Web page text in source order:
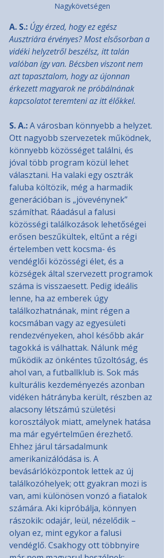
Nagykövetségen
A. S.: Úgy érzed, hogy ez egész
Ausztriára érvényes? Most elsősorban a
vidéki helyzetről beszélsz, itt talán
valóban így van. Bécsben viszont nem
azt tapasztalom, hogy az újonnan
érkezett magyarok ne próbálnának
kapcsolatot teremteni az itt élőkkel.
S. A.: A városban könnyebb a helyzet.
Ott nagyobb szervezetek működnek,
könnyebb közösséget találni, és
jóval több program közül lehet
választani. Ha valaki egy osztrák
faluba költözik, még a harmadik
generációban is „jövevénynek”
számíthat. Ráadásul a falusi
közösségi találkozások lehetőségei
erősen beszűkültek, eltűnt a régi
értelemben vett kocsma- és
vendéglői közösségi élet, és a
községek által szervezett programok
száma is visszaesett. Pedig ideális
lenne, ha az emberek úgy
találkozhatnának, mint régen a
kocsmában vagy az egyesületi
rendezvényeken, ahol később akár
tagokká is válhattak. Nálunk még
működik az önkéntes tűzoltóság, és
ahol van, a futballklub is. Sok más
kulturális kezdeményezés azonban
vidéken hátrányba került, részben az
alacsony létszámú születési
korosztályok miatt, amelynek hatása
ma már egyértelműen érezhető.
Ehhez járul társadalmunk
amerikanizálódása is. A
bevásárlóközpontok lettek az új
találkozóhelyek; ott gyakran mozi is
van, ami különösen vonzó a fiatalok
számára. Aki kipróbálja, könnyen
rászokik: odajár, leül, nézelődik –
olyan ez, mint egykor a falusi
vendéglő. Csakhogy ott többnyire